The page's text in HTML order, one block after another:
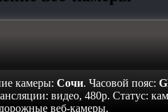
камеры: Сочи. Часовой пояс:
видео, 480p. Статус:
веб-камеры.